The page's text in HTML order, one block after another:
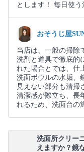
とします！ 毎日使
おそうじ屋
当店は、一般の掃除
洗剤と道具で徹底的
れた場合とでは、仕
洗面ボウルの水垢、
見えない部分も清掃
清潔感が際立ち、長
れるため、洗面台の
洗面所クリー
えますか？鏡